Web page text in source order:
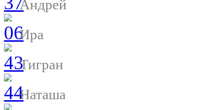
Андрей
Ира
Тигран
Наташа